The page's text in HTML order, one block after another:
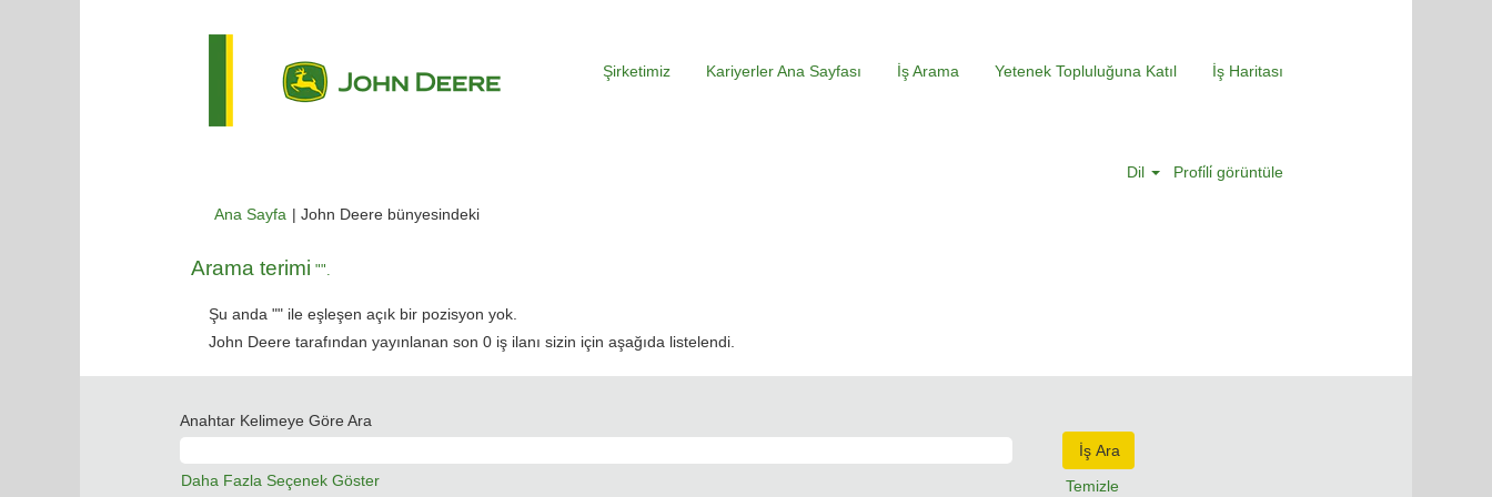
Şirketimiz Kariyerler Ana Sayfası İş Arama Yetenek Topluluğuna Katıl İş Haritası
Dil Profi̇li̇ görüntüle
Ana Sayfa | John Deere bünyesindeki(mevcut
Arama terimi "".
Şu anda "" ile eşleşen açık bir pozisyon yok.
John Deere tarafından yayınlanan son 0 iş ilanı sizin için aşağıda listelendi.
Anahtar Kelimeye Göre Ara
Daha Fazla Seçenek Göster Temizle